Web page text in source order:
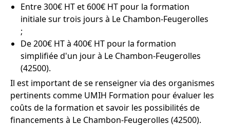
Entre 300€ HT et 600€ HT pour la formation
initiale sur trois jours à Le Chambon-Feugerolles
;
De 200€ HT à 400€ HT pour la formation
simplifiée d'un jour à Le Chambon-Feugerolles
(42500).
Il est important de se renseigner via des organismes
pertinents comme UMIH Formation pour évaluer les
coûts de la formation et savoir les possibilités de
financements à Le Chambon-Feugerolles (42500).